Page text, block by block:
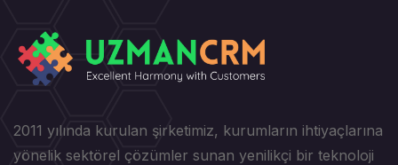
2011 yılında kurulan şirketimiz, kurumların ihtiyaçlarına
yönelik sektörel çözümler sunan yenilikçi bir teknoloji